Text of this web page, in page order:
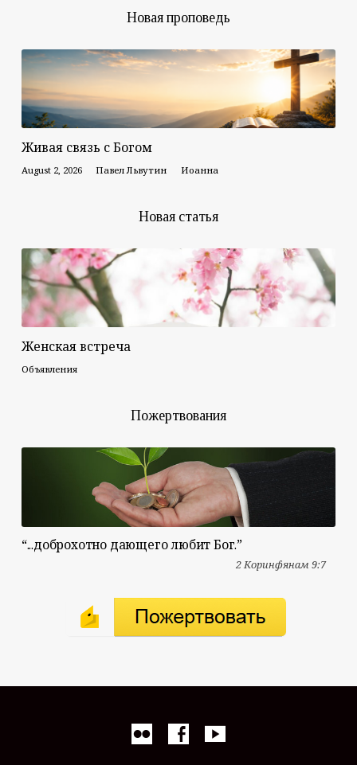
Новая проповедь
Живая связь с Богом
August 2, 2026 Павел Львутин Иоанна
Новая статья
Женская встреча
Объявления
Пожертвования
“...доброхотно дающего любит Бог.”
2 Коринфянам 9:7